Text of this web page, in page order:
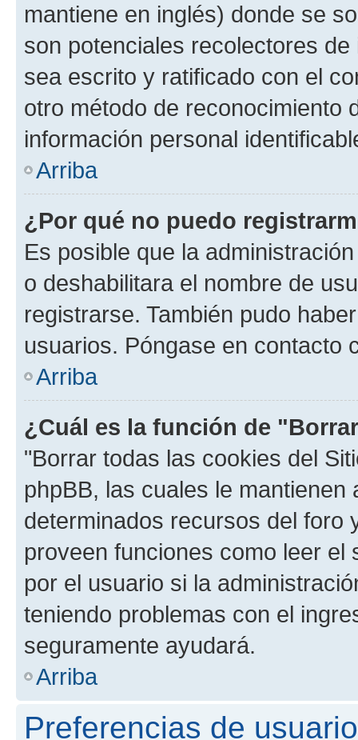
mantiene en inglés) donde se
son potenciales recolectores
sea escrito y ratificado con el
otro método de reconocimiento
información personal
Arriba
¿Por qué no puedo
Es posible que la
o deshabilitara el nombre de
registrarse. También pudo
usuarios. Póngase en contacto
Arriba
¿Cuál es la función de
"Borrar todas las cookies del
phpBB, las cuales le
determinados recursos del foro
proveen funciones como leer el
por el usuario si la
teniendo problemas con el
seguramente ayudará.
Arriba
Preferencias de